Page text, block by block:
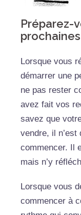
Préparez-
Lorsque vous
démarrer une
ne pas rester
avez fait vos
savez que
vendre, il
commencer. Il
mais n’y
Lorsque vous
commencer à